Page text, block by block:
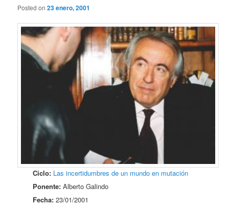
Posted on23 enero, 2001
Ciclo: Las incertidumbres de un mundo en mutación
Ponente: Alberto Galindo
Fecha: 23/01/2001